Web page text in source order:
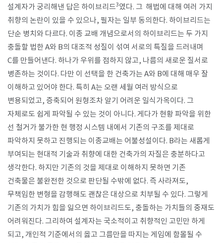
설계자가 궁리해낸 답은 하이브리드​3였다. 그 해법에 대해 여러 가지
취향의 논란이 있을 수 있으나, 필자는 일부 동의한다. 하이브리드는
단순 병치와 다르다. 이종 교배 개념으로서의 하이브리드는 두 가지
충돌할 법한 A와 B의 대조적 성질이 섞여 서로의 특질을 드러내며
C를 만들어낸다. 하나가 우위를 점하지 않고, 나름의 새로운 질서로
병존하는 것이다. 다만 이 선택을 한 건축가는 A와 B에 대해 매우 잘
이해하고 있어야 한다. 특히 A는 오랜 세월 여러 방식으로
변용되었고, 증축되어 원형조차 알기 어려운 일식가옥이다. 그
자체로도 쉽게 파악될 수 있는 것이 아니다. 게다가 현황 파악을 위한
선 철거가 불가한 현 행정 시스템 내에서 기존의 구조를 제대로
파악하지 못하고 진행되는 이종교배는 어불성설이다. B라는 새롭게
부여되는 현대적 기술과 취향에 대한 건축가의 자질은 충분하다고
생각한다. 하지만 기존의 것을 제대로 이해하지 못하면 기존
건축물은 불완전한 것으로 판단될 수밖에 없다. 즉 사라져도,
무책임한 변형을 감행해도 괜찮은 대상으로 치부될 수 있다. 그렇게
기존의 가치가 힘을 잃으면 하이브리드도, 충돌하는 가치들의 중재도
어려워진다. 그리하여 설계자는 국소적이고 취향적인 고민만 하게
되고, 개인적 기준에서의 옳고 그름만을 따지는 게임에 함몰될 수